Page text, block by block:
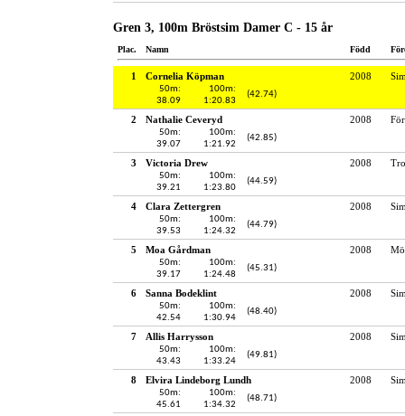
Gren 3, 100m Bröstsim Damer C - 15 år
Plac. Namn Född
1 Cornelia Köpman 2008
50m:
38.09
100m:
1:20.83
(42.74)
2 Nathalie Ceveryd 2008
50m:
39.07
100m:
1:21.92
(42.85)
3 Victoria Drew 2008
50m:
39.21
100m:
1:23.80
(44.59)
4 Clara Zettergren 2008
50m:
39.53
100m:
1:24.32
(44.79)
5 Moa Gårdman 2008
50m:
39.17
100m:
1:24.48
(45.31)
6 Sanna Bodeklint 2008
50m:
42.54
100m:
1:30.94
(48.40)
7 Allis Harrysson 2008
50m:
43.43
100m:
1:33.24
(49.81)
8 Elvira Lindeborg Lundh 2008
50m:
45.61
100m:
1:34.32
(48.71)